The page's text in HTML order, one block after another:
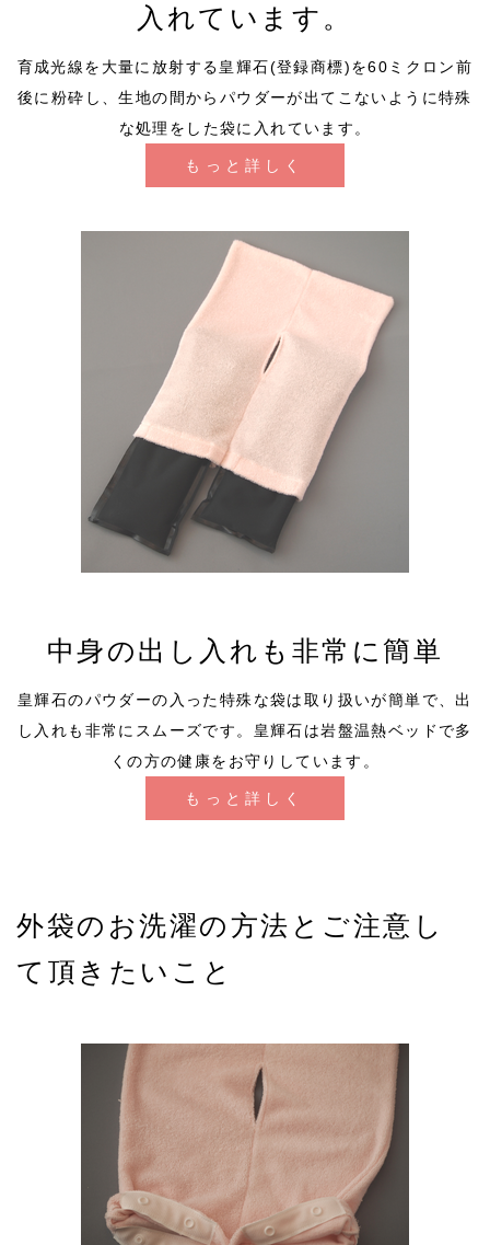
入れています。
育成光線を大量に放射する皇輝石(登録商標)を60ミクロン前
後に粉砕し、生地の間からパウダーが出てこないように特殊
な処理をした袋に入れています。
もっと詳しく
中身の出し入れも非常に簡単
皇輝石のパウダーの入った特殊な袋は取り扱いが簡単で、出
し入れも非常にスムーズです。皇輝石は岩盤温熱ベッドで多
くの方の健康をお守りしています。
もっと詳しく
外袋のお洗濯の方法とご注意し
て頂きたいこと